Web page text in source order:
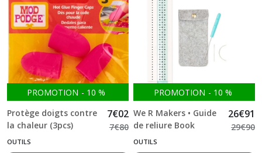
PROMOTION - 10 %
Protège doigts contre
la chaleur (3pcs)
7€02
7€80
OUTILS
PROMOTION - 10 %
We R Makers • Guide
de reliure Book
binding guide
26€91
29€90
OUTILS
Afficher
les